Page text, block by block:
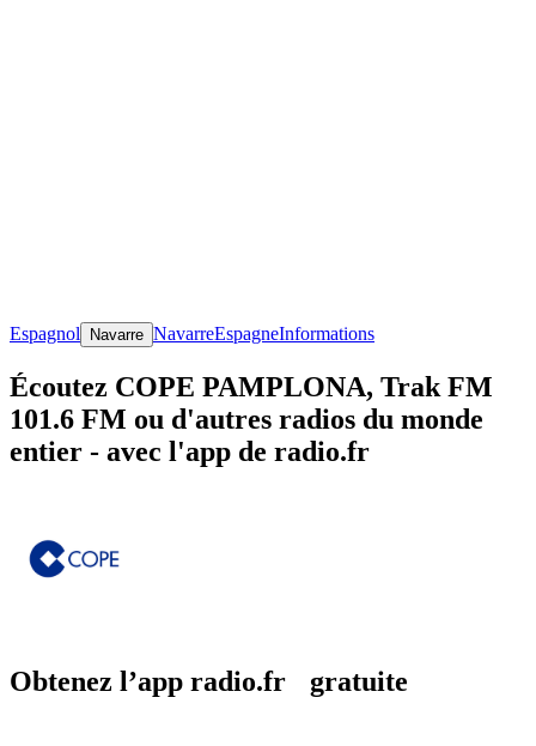
Espagnol Navarre NavarreEspagneInformations
Écoutez COPE PAMPLONA, Trak FM
101.6 FM ou d'autres radios du monde
entier - avec l'app de radio.fr
Obtenez l’app radio.fr gratuite